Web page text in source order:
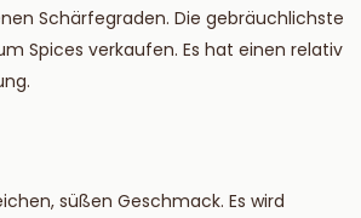
Schärfegraden. Die gebräuchlichste
Spices verkaufen. Es hat einen relativ
süßen Geschmack. Es wird